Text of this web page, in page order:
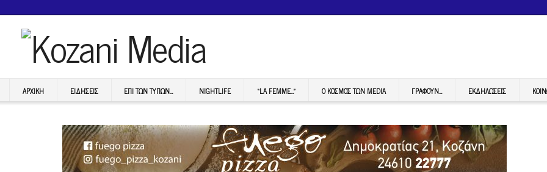
ΑΡΧΙΚΉ ΕΙΔΉΣΕΙΣ ΕΠI ΤΩΝ ΤΥΠΩΝ… NIGHTLIFE “LA FEMME…” Ο ΚΟΣΜΟΣ ΤΩΝ MEDIA ΓΡΆΦΟΥΝ… ΕΚΔΗΛΏΣΕΙΣ